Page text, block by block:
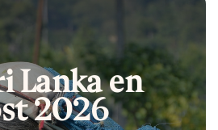
Lanka en
2026